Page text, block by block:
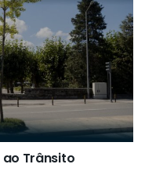
ao Trânsito